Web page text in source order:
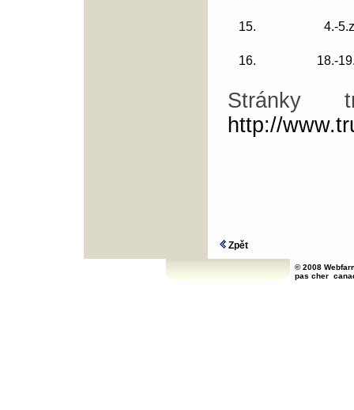
15. 4.-
16. 18.-
Stránky
http://
Zpět
© 2008
pas cher